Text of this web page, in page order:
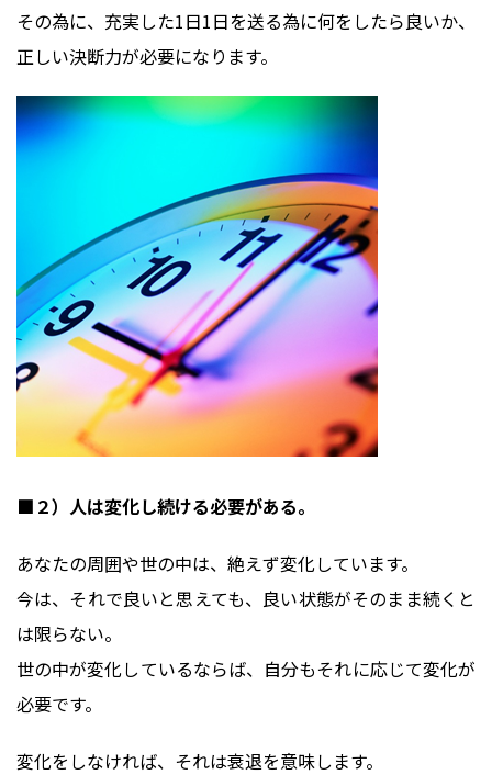
その為に、充実した1日1日を送る為に何をしたら良いか、
正しい決断力が必要になります。
■２）人は変化し続ける必要がある。
あなたの周囲や世の中は、絶えず変化しています。
今は、それで良いと思えても、良い状態がそのまま続くと
は限らない。
世の中が変化しているならば、自分もそれに応じて変化が
必要です。
変化をしなければ、それは衰退を意味します。